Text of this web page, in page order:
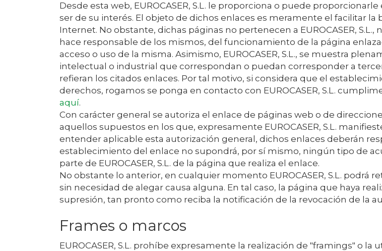
Desde esta web, EUROCASER, S.L. le proporciona o puede
ser de su interés. El objeto de dichos enlaces es meramente el facilitar
Internet. No obstante, dichas páginas no pertenecen a EUROCASER, S.L.,
hace responsable de los mismos, del funcionamiento de la página
acceso o uso de la misma. Asimismo, EUROCASER, S.L., se muestra
intelectual o industrial que correspondan o puedan corresponder a
refieran los citados enlaces. Por tal motivo, si considera que el
derechos, rogamos se ponga en contacto con EUROCASER, S.L.
aquí.
Con carácter general se autoriza el enlace de páginas web o de
aquellos supuestos en los que, expresamente EUROCASER, S.L.
entender aplicable esta autorización general, dichos enlaces deberán
establecimiento del enlace no supondrá, por sí mismo, ningún tipo de
parte de EUROCASER, S.L. de la página que realiza el enlace.
No obstante lo anterior, en cualquier momento EUROCASER, S.L. podrá
sin necesidad de alegar causa alguna. En tal caso, la página que haya
supresión, tan pronto como reciba la notificación de la revocación de la
Frames o marcos
EUROCASER, S.L. prohíbe expresamente la realización de "framings" o la